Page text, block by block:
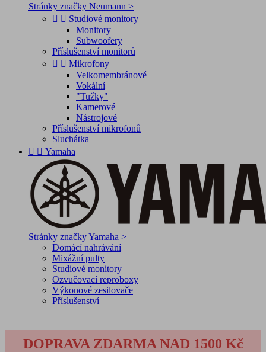
Stránky značky Neumann >
  Studiové monitory
Monitory
Subwoofery
Příslušenství monitorů
  Mikrofony
Velkomembránové
Vokální
"Tužky"
Kamerové
Nástrojové
Příslušenství mikrofonů
Sluchátka
  Yamaha
Stránky značky Yamaha >
Domácí nahrávání
Mixážní pulty
Studiové monitory
Ozvučovací reproboxy
Výkonové zesilovače
Příslušenství
DOPRAVA ZDARMA NAD 1500 Kč